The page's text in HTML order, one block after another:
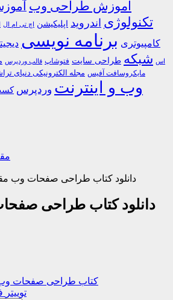
آموزش طراحی وب
تکنولوژی اندروید اپلیکیشن اچ تی ام ال
کامپیوتری برنامه نویسی
اس شبکه طراحی سایت فتوشاپ قالب وردپرس
مایکروسافت آفیس مجله الکترونیکی دنیای
وب و اینترنت وردپرس
دانلود کتاب طراحی صفحات وب
دانلود کتاب طراحی
توییتر